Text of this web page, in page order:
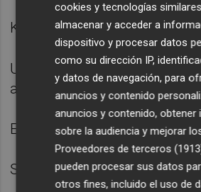
Kids Run
Un trazado que recorre la
alcanzar la meta al atardecer
Expo del Corredor y
Servicios premium al
cookies y tecnologías
almacenar y acceder a
dispositivo y procesar datos
como su dirección IP,
y datos de navegación, para
anuncios y contenido
anuncios y contenido, obtener
sobre la audiencia y mejorar
Proveedores de terceros
pueden procesar sus datos
otros fines, incluido el uso de